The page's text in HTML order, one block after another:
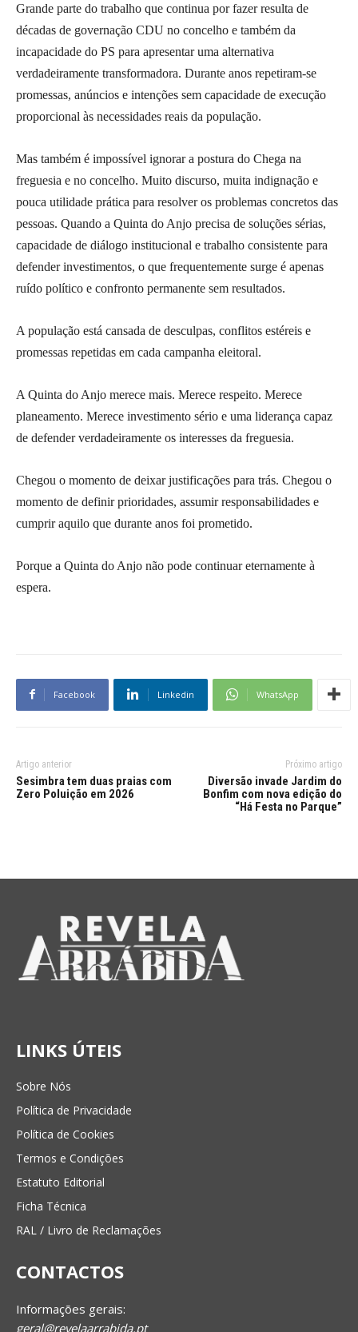
Grande parte do trabalho que continua por fazer resulta de
décadas de governação CDU no concelho e também da
incapacidade do PS para apresentar uma alternativa
verdadeiramente transformadora. Durante anos repetiram-se
promessas, anúncios e intenções sem capacidade de execução
proporcional às necessidades reais da população.
Mas também é impossível ignorar a postura do Chega na
freguesia e no concelho. Muito discurso, muita indignação e
pouca utilidade prática para resolver os problemas concretos das
pessoas. Quando a Quinta do Anjo precisa de soluções sérias,
capacidade de diálogo institucional e trabalho consistente para
defender investimentos, o que frequentemente surge é apenas
ruído político e confronto permanente sem resultados.
A população está cansada de desculpas, conflitos estéreis e
promessas repetidas em cada campanha eleitoral.
A Quinta do Anjo merece mais. Merece respeito. Merece
planeamento. Merece investimento sério e uma liderança capaz
de defender verdadeiramente os interesses da freguesia.
Chegou o momento de deixar justificações para trás. Chegou o
momento de definir prioridades, assumir responsabilidades e
cumprir aquilo que durante anos foi prometido.
Porque a Quinta do Anjo não pode continuar eternamente à
espera.
Facebook Linkedin WhatsApp
Artigo anterior
Sesimbra tem duas praias com
Zero Poluição em 2026
Próximo artigo
Diversão invade Jardim do
Bonfim com nova edição do
“Há Festa no Parque”
LINKS ÚTEIS
Sobre Nós
Política de Privacidade
Política de Cookies
Termos e Condições
Estatuto Editorial
Ficha Técnica
RAL / Livro de Reclamações
CONTACTOS
Informações gerais:
geral@revelaarrabida.pt